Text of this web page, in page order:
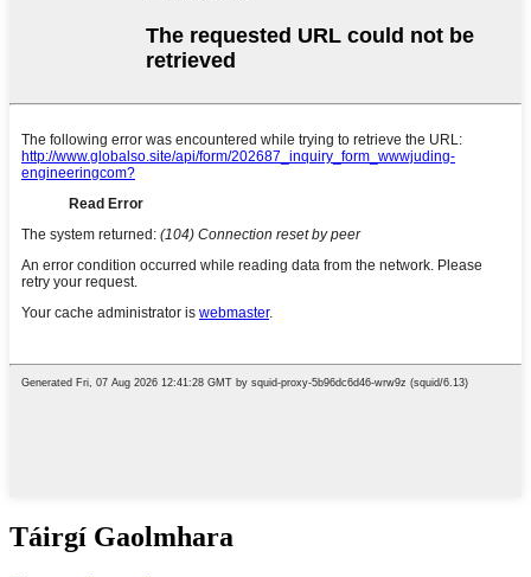
Táirgí Gaolmhara